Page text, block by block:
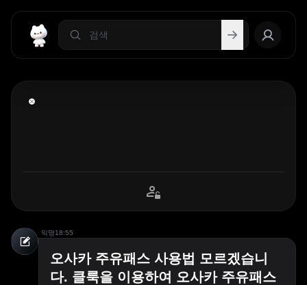
익명18:55
오사카 주유패스 사용법 모르겠습니
다. 클룩을 이용하여 오사카 주유패스